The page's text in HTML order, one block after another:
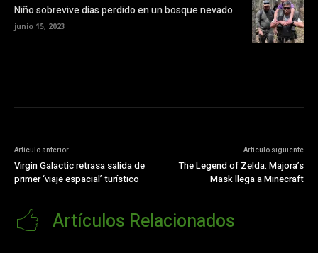
Niño sobrevive días perdido en un bosque nevado
junio 15, 2023
Artículo anterior
Virgin Galactic retrasa salida de
primer ‘viaje espacial’ turístico
Artículo siguiente
The Legend of Zelda: Majora’s
Mask llega a Minecraft
Artículos Relacionados